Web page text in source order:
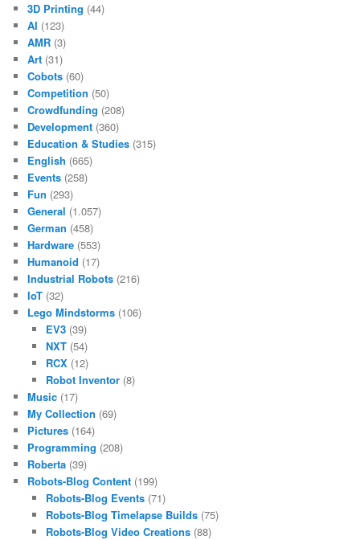
3D Printing (44)
AI (123)
AMR (3)
Art (31)
Cobots (60)
Competition (50)
Crowdfunding (208)
Development (360)
Education & Studies (315)
English (665)
Events (258)
Fun (293)
General (1.057)
German (458)
Hardware (553)
Humanoid (17)
Industrial Robots (216)
IoT (32)
Lego Mindstorms (106)
EV3(39)
NXT(54)
RCX(12)
Robot Inventor(8)
Music (17)
My Collection (69)
Pictures (164)
Programming (208)
Roberta (39)
Robots-Blog Content (199)
Robots-Blog Events(71)
Robots-Blog Timelapse Builds(75)
Robots-Blog Video Creations(88)